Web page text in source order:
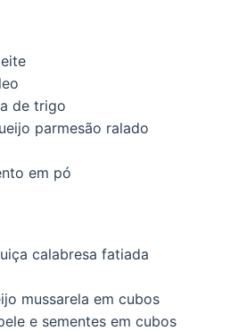
de trigo
parmesão ralado
em pó
calabresa fatiada
mussarela em cubos
e sementes em cubos